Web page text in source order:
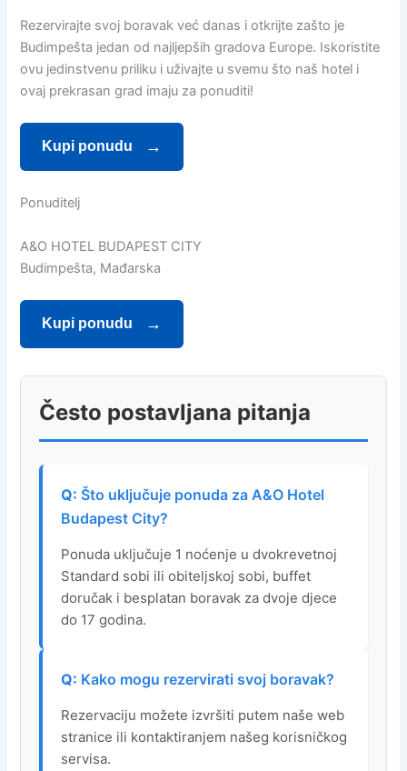
Rezervirajte svoj boravak već danas i otkrijte zašto je
Budimpešta jedan od najljepših gradova Europe. Iskoristite
ovu jedinstvenu priliku i uživajte u svemu što naš hotel i
ovaj prekrasan grad imaju za ponuditi!
Kupi ponudu
Ponuditelj
A&O HOTEL BUDAPEST CITY
Budimpešta, Mađarska
Kupi ponudu
Često postavljana pitanja
Što uključuje ponuda za A&O Hotel
Budapest City?
Ponuda uključuje 1 noćenje u dvokrevetnoj
Standard sobi ili obiteljskoj sobi, buffet
doručak i besplatan boravak za dvoje djece
do 17 godina.
Kako mogu rezervirati svoj boravak?
Rezervaciju možete izvršiti putem naše web
stranice ili kontaktiranjem našeg korisničkog
servisa.